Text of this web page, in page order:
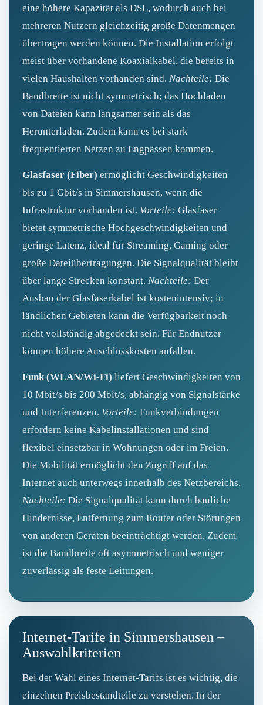
eine höhere Kapazität als DSL, wodurch auch bei
mehreren Nutzern gleichzeitig große Datenmengen
übertragen werden können. Die Installation erfolgt
meist über vorhandene Koaxialkabel, die bereits in
vielen Haushalten vorhanden sind. Nachteile: Die
Bandbreite ist nicht symmetrisch; das Hochladen
von Dateien kann langsamer sein als das
Herunterladen. Zudem kann es bei stark
frequentierten Netzen zu Engpässen kommen.
Glasfaser (Fiber) ermöglicht Geschwindigkeiten
bis zu 1 Gbit/s in Simmershausen, wenn die
Infrastruktur vorhanden ist. Vorteile: Glasfaser
bietet symmetrische Hochgeschwindigkeiten und
geringe Latenz, ideal für Streaming, Gaming oder
große Dateiübertragungen. Die Signalqualität bleibt
über lange Strecken konstant. Nachteile: Der
Ausbau der Glasfaserkabel ist kostenintensiv; in
ländlichen Gebieten kann die Verfügbarkeit noch
nicht vollständig abgedeckt sein. Für Endnutzer
können höhere Anschlusskosten anfallen.
Funk (WLAN/Wi‑Fi) liefert Geschwindigkeiten von
10 Mbit/s bis 200 Mbit/s, abhängig von Signalstärke
und Interferenzen. Vorteile: Funkverbindungen
erfordern keine Kabelinstallationen und sind
flexibel einsetzbar in Wohnungen oder im Freien.
Die Mobilität ermöglicht den Zugriff auf das
Internet auch unterwegs innerhalb des Netzbereichs.
Nachteile: Die Signalqualität kann durch bauliche
Hindernisse, Entfernung zum Router oder Störungen
von anderen Geräten beeinträchtigt werden. Zudem
ist die Bandbreite oft asymmetrisch und weniger
zuverlässig als feste Leitungen.
Internet-Tarife in Simmershausen –
Auswahlkriterien
Bei der Wahl eines Internet‑Tarifs ist es wichtig, die
einzelnen Preisbestandteile zu verstehen. In der